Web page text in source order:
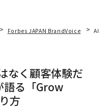
Forbes JAPAN BrandVoice AIが
なく顧客体験だ
る「Grow
方